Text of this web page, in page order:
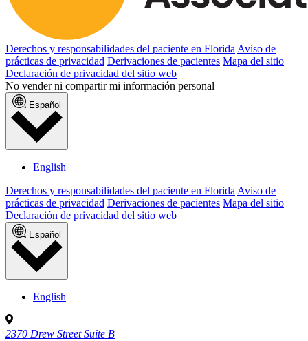
Derechos y responsabilidades del paciente en Florida Aviso de
prácticas de privacidad Derivaciones de pacientes Mapa del sitio
Declaración de privacidad del sitio web
No vender ni compartir mi información personal
Español
English
Derechos y responsabilidades del paciente en Florida Aviso de
prácticas de privacidad Derivaciones de pacientes Mapa del sitio
Declaración de privacidad del sitio web
Español
English
2370 Drew Street Suite B